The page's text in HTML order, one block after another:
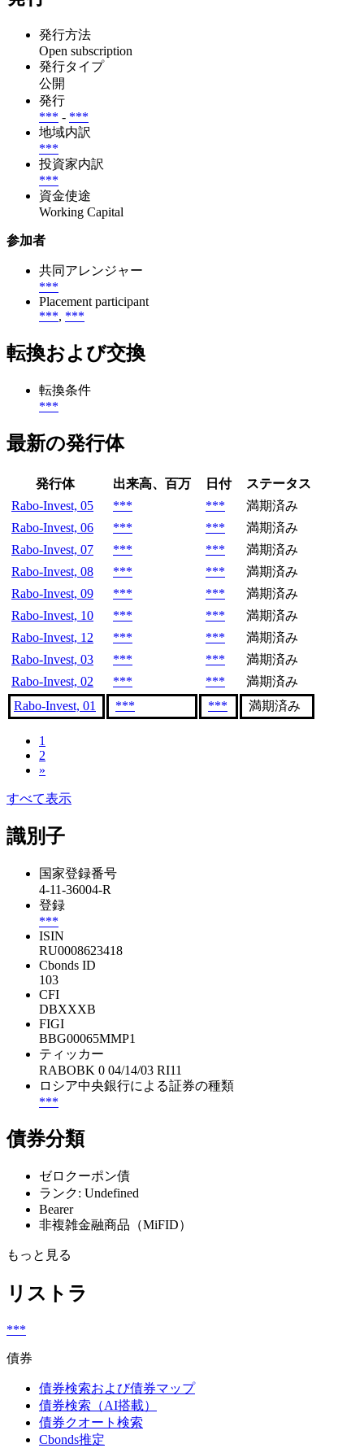
発行方法
Open subscription
発行タイプ
公開
発行
*** - ***
地域内訳
***
投資家内訳
***
資金使途
Working Capital
参加者
共同アレンジャー
***
Placement participant
***, ***
転換および交換
転換条件
***
最新の発行体
発行体 出来高、百万 日付
ステータス
Rabo-Invest, 05
*** ***
満期済み
Rabo-Invest, 06
*** ***
満期済み
Rabo-Invest, 07
*** ***
満期済み
Rabo-Invest, 08
*** ***
満期済み
Rabo-Invest, 09
*** ***
満期済み
Rabo-Invest, 10
*** ***
満期済み
Rabo-Invest, 12
*** ***
満期済み
Rabo-Invest, 03
*** ***
満期済み
Rabo-Invest, 02
*** ***
満期済み
Rabo-Invest, 01
*** *** 満期済み
1
2
»
すべて表示
識別子
国家登録番号
4-11-36004-R
登録
***
ISIN
RU0008623418
Cbonds ID
103
CFI
DBXXXB
FIGI
BBG00065MMP1
ティッカー
RABOBK 0 04/14/03 RI11
ロシア中央銀行による証券の種類
***
債券分類
ゼロクーポン債
ランク: Undefined
Bearer
非複雑金融商品（MiFID）
もっと見る
リストラ
***
債券
債券検索および債券マップ
債券検索（AI搭載）
債券クオート検索
Cbonds推定